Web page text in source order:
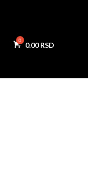
0.00